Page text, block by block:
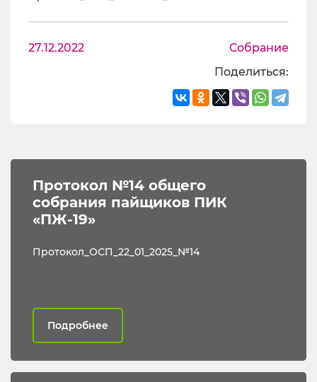
27.12.2022
Собрание
Поделиться:
Протокол №14 общего
собрания пайщиков ПИК
«ПЖ-19»
Протокол_ОСП_22_01_2025_№14
Подробнее